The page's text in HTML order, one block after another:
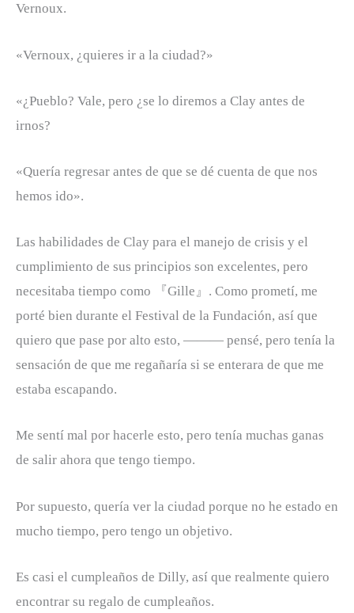
Vernoux.
«Vernoux, ¿quieres ir a la ciudad?»
«¿Pueblo? Vale, pero ¿se lo diremos a Clay antes de
irnos?
«Quería regresar antes de que se dé cuenta de que nos
hemos ido».
Las habilidades de Clay para el manejo de crisis y el
cumplimiento de sus principios son excelentes, pero
necesitaba tiempo como 『Gille』. Como prometí, me
porté bien durante el Festival de la Fundación, así que
quiero que pase por alto esto, ――― pensé, pero tenía la
sensación de que me regañaría si se enterara de que me
estaba escapando.
Me sentí mal por hacerle esto, pero tenía muchas ganas
de salir ahora que tengo tiempo.
Por supuesto, quería ver la ciudad porque no he estado en
mucho tiempo, pero tengo un objetivo.
Es casi el cumpleaños de Dilly, así que realmente quiero
encontrar su regalo de cumpleaños.